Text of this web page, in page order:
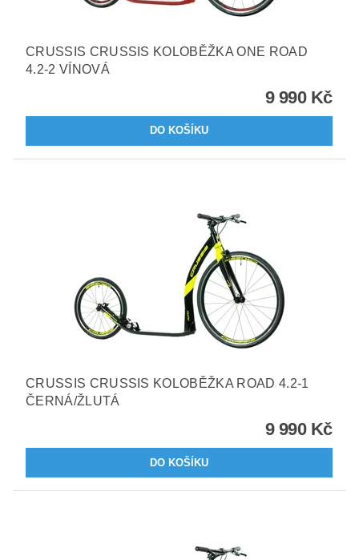
CRUSSIS CRUSSIS KOLOBĚŽKA ONE ROAD
4.2-2 VÍNOVÁ
9 990 Kč
CRUSSIS CRUSSIS KOLOBĚŽKA ROAD 4.2-1
ČERNÁ/ŽLUTÁ
9 990 Kč